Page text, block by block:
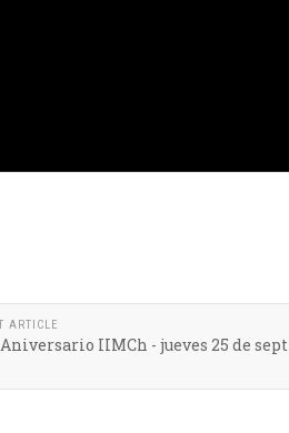
ARTICLE
Aniversario IIMCh - jueves 25 de